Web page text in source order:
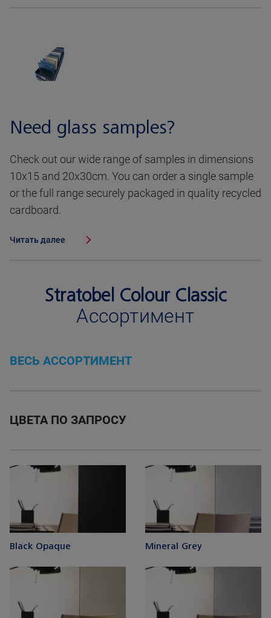
Need glass samples?
Check out our wide range of samples in dimensions
10x15 and 20x30cm. You can order a single sample
or the full range securely packaged in quality recycled
cardboard.
Читать далее
Stratobel Colour Classic
Ассортимент
ВЕСЬ АССОРТИМЕНТ
ЦВЕТА ПО ЗАПРОСУ
Black Opaque Mineral Grey